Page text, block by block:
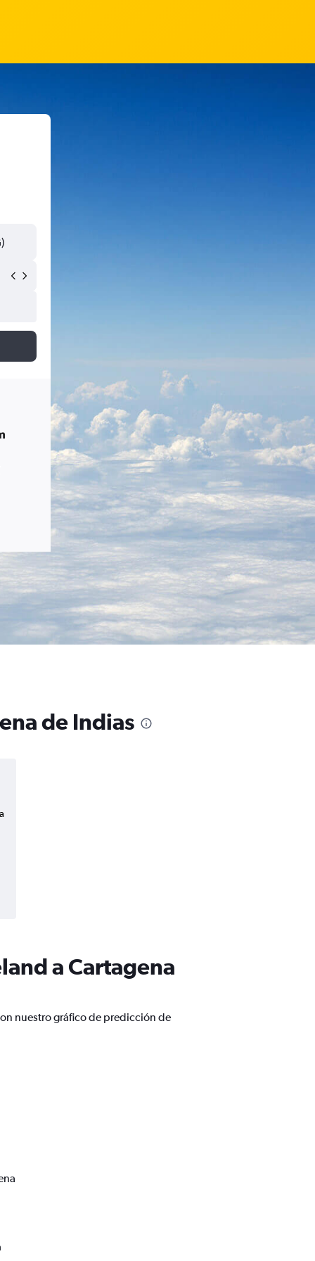
de Indias
a Cartagena
nuestro gráfico de predicción de